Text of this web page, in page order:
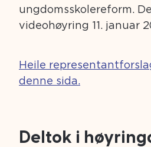
ungdomsskolereform.
videohøyring 11. januar
Heile
denne sida.
Deltok i